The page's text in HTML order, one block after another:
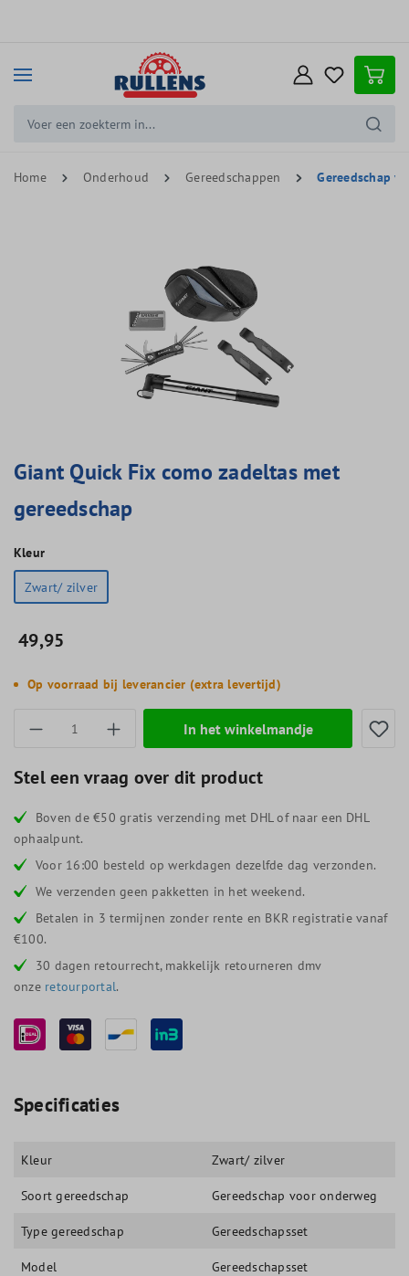
Home Onderhoud Gereedschappen Gereedschap
Giant Quick Fix como zadeltas met
gereedschap
Kleur
Zwart/ zilver
49,95
Op voorraad bij leverancier (extra levertijd)
Producthoeveelheid: Voer de gewenste
In het winkelmandje
Stel een vraag over dit product
Boven de €50 gratis verzending met DHL of naar een DHL
ophaalpunt.
Voor 16:00 besteld op werkdagen dezelfde dag verzonden.
We verzenden geen pakketten in het weekend.
Betalen in 3 termijnen zonder rente en BKR registratie vanaf
€100.
30 dagen retourrecht, makkelijk retourneren dmv
onze retourportal.
Specificaties
Kleur Zwart/ zilver
Soort gereedschap Gereedschap voor onderweg
Type gereedschap Gereedschapsset
Model Gereedschapsset